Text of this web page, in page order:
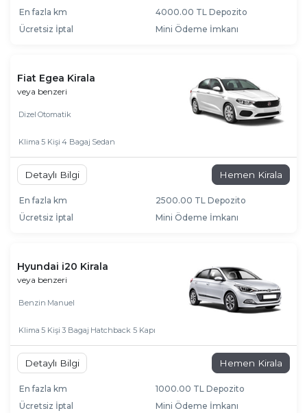
En fazla km
4000.00 TL Depozito
Ücretsiz İptal
Mini Ödeme İmkanı
Fiat Egea Kirala
veya benzeri
Dizel Otomatik
Klima 5 Kişi 4 Bagaj Sedan
Detaylı Bilgi Hemen Kirala
En fazla km
2500.00 TL Depozito
Ücretsiz İptal
Mini Ödeme İmkanı
Hyundai i20 Kirala
veya benzeri
Benzin Manuel
Klima 5 Kişi 3 Bagaj Hatchback 5 Kapı
Detaylı Bilgi Hemen Kirala
En fazla km
1000.00 TL Depozito
Ücretsiz İptal
Mini Ödeme İmkanı